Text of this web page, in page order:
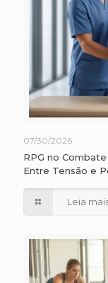
07/30/2026
RPG no
Entre Tensão e
Leia